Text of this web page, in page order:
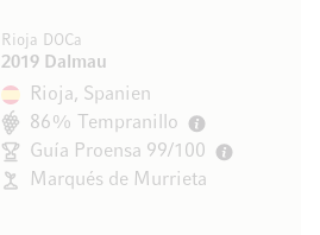
Rioja DOCa
2019 Dalmau
Rioja, Spanien
86% Tempranillo
Guía Proensa 99/100
Marqués de Murrieta